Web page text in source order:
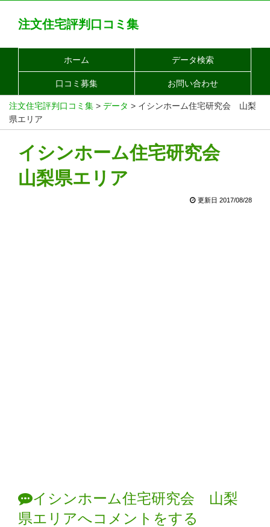
注文住宅評判口コミ集
ホーム データ検索
口コミ募集 お問い合わせ
注文住宅評判口コミ集 > データ > イシンホーム住宅研究会 山梨
県エリア
イシンホーム住宅研究会
山梨県エリア
更新日 2017/08/28
イシンホーム住宅研究会 山梨
県エリアへコメントをする